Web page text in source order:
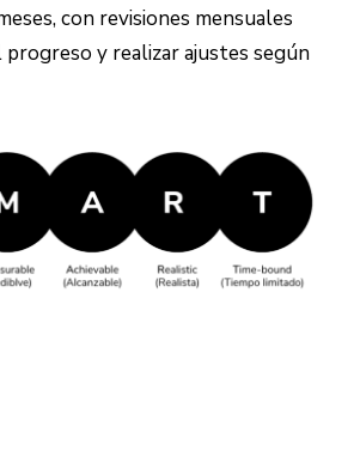
con revisiones mensuales
progreso y realizar ajustes según